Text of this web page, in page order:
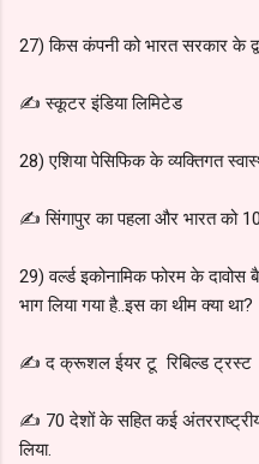
27) किस कंपनी को भारत सरकार के
✍️ स्कूटर इंडिया लिमिटेड
28) एशिया पेसिफिक के व्यक्तिगत
✍️ सिंगापुर का पहला और भारत को
29) वर्ल्ड इकोनामिक फोरम के दावोस
भाग लिया गया है..इस का थीम क्या था?
✍️ द क्रूशल ईयर टू रिबिल्ड ट्रस्ट
✍️ 70 देशों के सहित कई
लिया.